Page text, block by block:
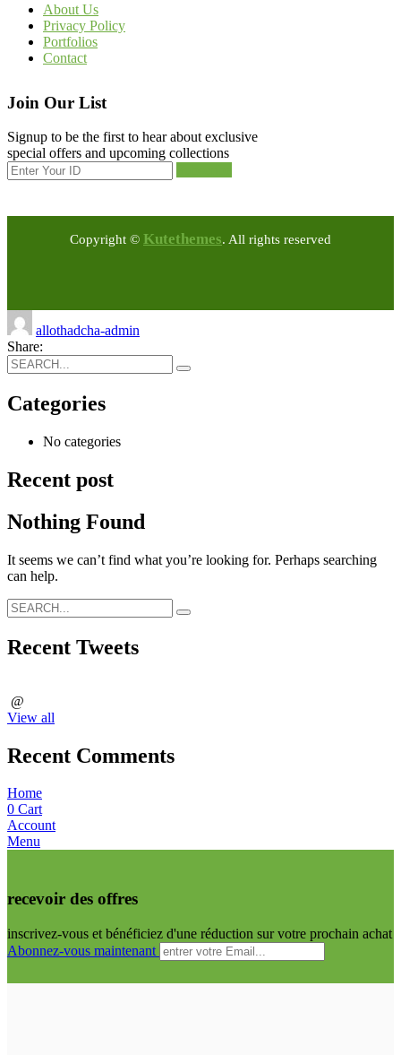
About Us
Privacy Policy
Portfolios
Contact
Join Our List
Signup to be the first to hear about exclusive
special offers and upcoming collections
Copyright © Kutethemes. All rights reserved
allothadcha-admin
Share:
Categories
No categories
Recent post
Nothing Found
It seems we can’t find what you’re looking for. Perhaps searching
can help.
Recent Tweets
@
View all
Recent Comments
Home
0 Cart
Account
Menu
recevoir des offres
inscrivez-vous et bénéficiez d'une réduction sur votre prochain achat
Abonnez-vous maintenant